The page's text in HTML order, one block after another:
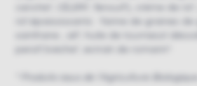
riz*,épaississants : farine de graines
xanthane ; ail*, huile de tournesol
persil*,livèche*, extrait de romarin*.
* Produits issus de l’Agriculture Biologique.